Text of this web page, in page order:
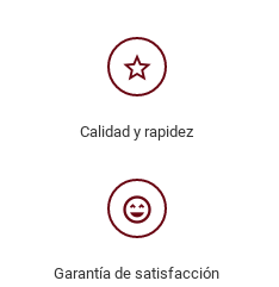
star_border
Calidad y rapidez
sentiment_very_satisfied
Garantía de satisfacción